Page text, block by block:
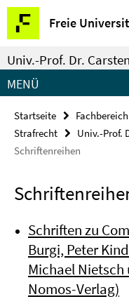
Springe
direkt
zu
Inhalt
Freie
Service-
Navigation
Univ.-Prof. Dr.
MENÜ
Startseite Fachbereich
Strafrecht
Univ.-Prof.
Schriftenreihen
Schriften zu
Burgi, Peter
Michael Nietsch
Nomos-Verlag)